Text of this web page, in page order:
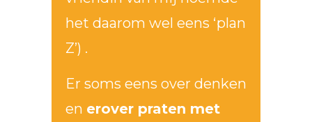
het daarom wel eens ‘plan
Z’) .
Er soms eens over denken
en erover praten met